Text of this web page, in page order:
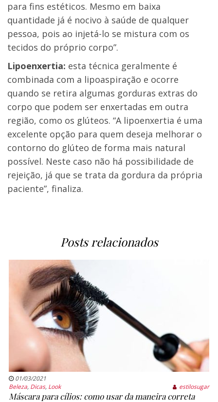
para fins estéticos. Mesmo em baixa
quantidade já é nocivo à saúde de qualquer
pessoa, pois ao injetá-lo se mistura com os
tecidos do próprio corpo”.
Lipoenxertia: esta técnica geralmente é
combinada com a lipoaspiração e ocorre
quando se retira algumas gorduras extras do
corpo que podem ser enxertadas em outra
região, como os glúteos. “A lipoenxertia é uma
excelente opção para quem deseja melhorar o
contorno do glúteo de forma mais natural
possível. Neste caso não há possibilidade de
rejeição, já que se trata da gordura da própria
paciente”, finaliza.
Posts relacionados
01/03/2021
Beleza, Dicas, Look estilosugar
Máscara para cílios: como usar da maneira correta